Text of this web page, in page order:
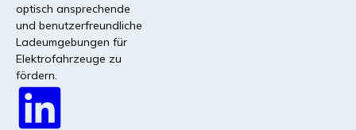
Modulare Fundamente | Demnächst
verfügbar!
Modulare Fundamente für Gleichstromladegeräte und
Versorgungssäulen, entwickelt für schnelle Installation,
unebenen Boden und Stabilität.
optisch ansprechende
und benutzerfreundliche
Ladeumgebungen für
Elektrofahrzeuge zu
fördern.